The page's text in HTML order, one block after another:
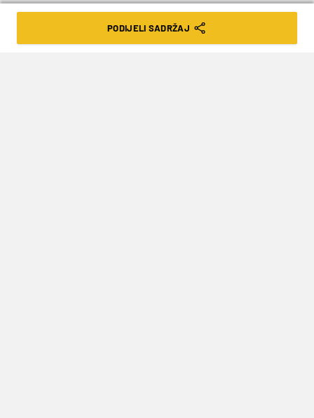
Zanimljiva je lista igrača koji ove
PODIJELI SADRŽAJ